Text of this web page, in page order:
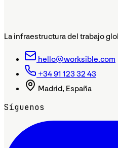
La infraestructura del trabajo
hello@worksible.com
+34 91 123 32 43
Madrid, España
Síguenos